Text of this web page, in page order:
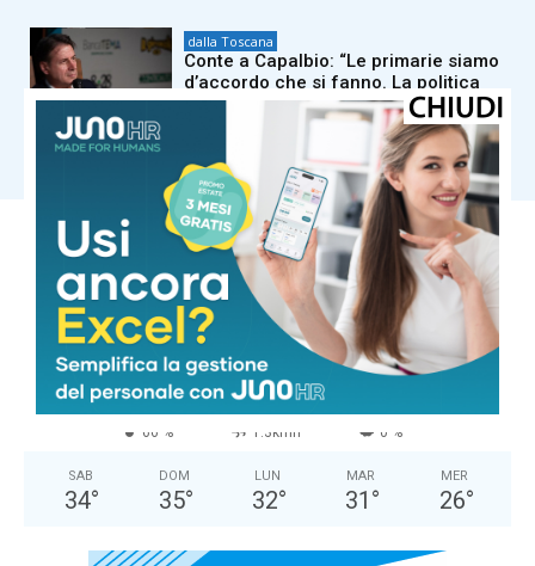
dalla Toscana
Conte a Capalbio: “Le primarie siamo
d’accordo che si fanno. La politica
estera non può rimanere fuori dalle
Carica altri
COMUNE DI MASSA
Cielo Sereno
26.4° C °
26.4°
66 % 1.3kmh 0 %
SAB
34°
DOM
35°
LUN
32°
MAR
31 °
MER
26°